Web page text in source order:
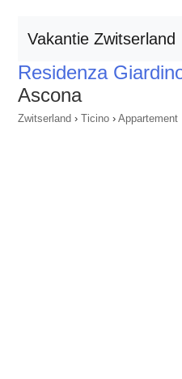
Vakantie Zwitserland
Residenza
Ascona
Zwitserland › Ticino › Appartement